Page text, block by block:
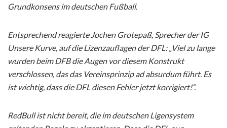
Grundkonsens im deutschen Fußball.
Entsprechend reagierte Jochen Grotepaß, Sprecher der IG
Unsere Kurve, auf die Lizenzauflagen der DFL: „Viel zu lange
wurden beim DFB die Augen vor diesem Konstrukt
verschlossen, das das Vereinsprinzip ad absurdum führt. Es
ist wichtig, dass die DFL diesen Fehler jetzt korrigiert!“.
RedBull ist nicht bereit, die im deutschen Ligensystem